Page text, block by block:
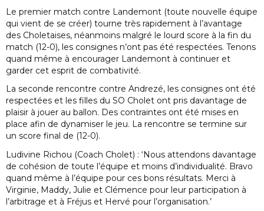
Le premier match contre Landemont (toute nouvelle équipe
qui vient de se créer) tourne très rapidement à l’avantage
des Choletaises, néanmoins malgré le lourd score à la fin du
match (12-0), les consignes n’ont pas été respectées. Tenons
quand même à encourager Landemont à continuer et
garder cet esprit de combativité.
La seconde rencontre contre Andrezé, les consignes ont été
respectées et les filles du SO Cholet ont pris davantage de
plaisir à jouer au ballon. Des contraintes ont été mises en
place afin de dynamiser le jeu. La rencontre se termine sur
un score final de (12-0).
Ludivine Richou (Coach Cholet) : ‘Nous attendons davantage
de cohésion de toute l’équipe et moins d’individualité. Bravo
quand même à l’équipe pour ces bons résultats. Merci à
Virginie, Maddy, Julie et Clémence pour leur participation à
l’arbitrage et à Fréjus et Hervé pour l’organisation.’